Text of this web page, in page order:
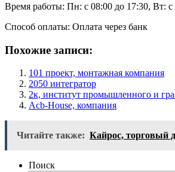
Время работы: Пн: с 08:00 до 17:30, Вт:
Способ оплаты: Оплата через банк
Похожие записи:
101 проект, монтажная компания
2050 интегратор
2к, институт промышленного и
Acb-House, компания
Читайте также: Кайрос, торговый
Поиск